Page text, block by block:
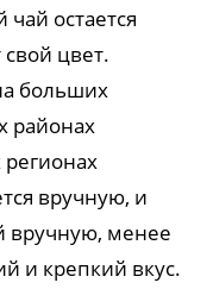
чай остается
цвет.
больших
районах
вручную, и
вручную, менее
и крепкий вкус.